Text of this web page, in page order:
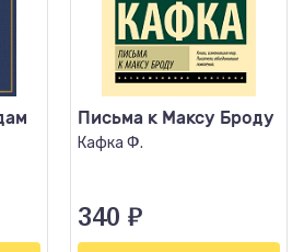
Письма к Максу Броду
Кафка Ф.
340 ₽